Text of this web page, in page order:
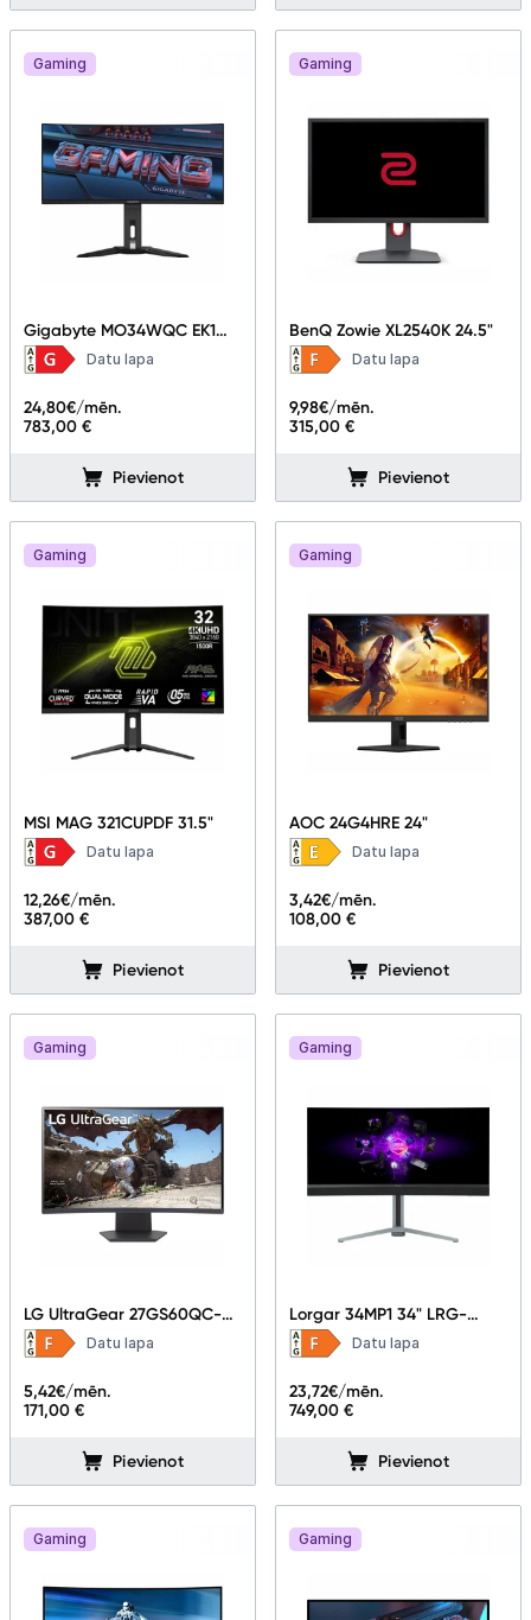
Gaming
Gigabyte MO34WQC EK1
34"
Datu lapa
783,00 €
24,80€/mēn.
Pievienot
Gaming
BenQ Zowie XL2540K 24.5"
Datu lapa
315,00 €
9,98€/mēn.
Pievienot
Gaming
MSI MAG 321CUPDF 31.5"
Datu lapa
387,00 €
12,26€/mēn.
Pievienot
Gaming
AOC 24G4HRE 24"
Datu lapa
108,00 €
3,42€/mēn.
Pievienot
Gaming
LG UltraGear 27GS60QC-B
27"
Datu lapa
171,00 €
5,42€/mēn.
Pievienot
Gaming
Lorgar 34MP1 34" LRG-
34MP1W180C-GY
Datu lapa
749,00 €
23,72€/mēn.
Pievienot
Gaming Gaming